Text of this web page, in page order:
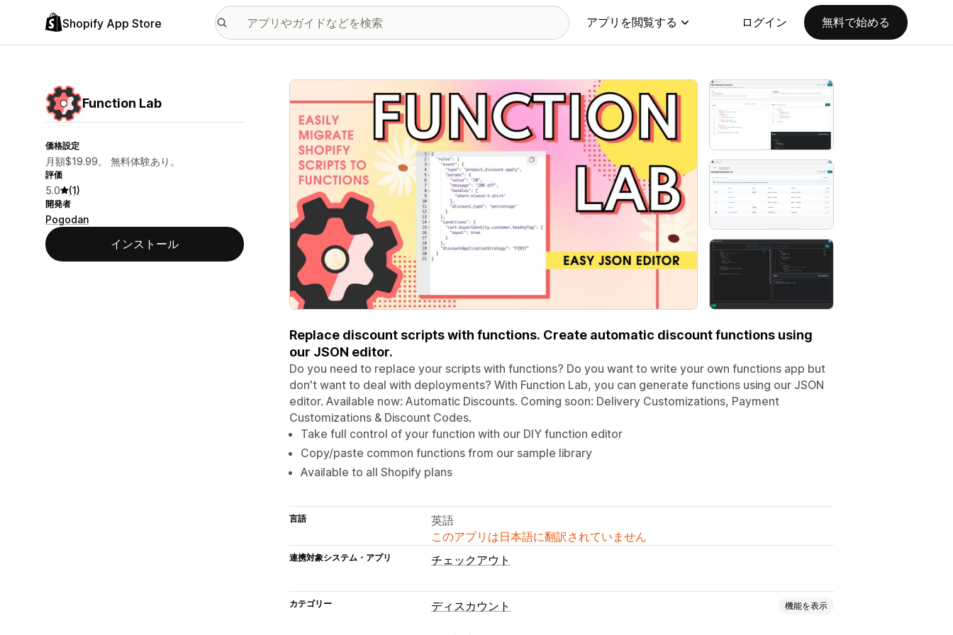
Shopify App Store アプリを閲覧する ログイン 無料で始める
Function Lab
価格設定
月額$19.99。 無料体験あり。
評価
5.0 (1)
開発者
Pogodan
インストール
特集の画像ギャラリー
Replace discount scripts with functions. Create automatic discount functions using
our JSON editor.
Do you need to replace your scripts with functions? Do you want to write your own functions app but
don't want to deal with deployments? With Function Lab, you can generate functions using our JSON
editor. Available now: Automatic Discounts. Coming soon: Delivery Customizations, Payment
Customizations & Discount Codes.
Take full control of your function with our DIY function editor
Copy/paste common functions from our sample library
Available to all Shopify plans
言語
英語
このアプリは日本語に翻訳されていません
連携対象システム・アプリ チェックアウト
カテゴリー ディスカウント 機能を表示